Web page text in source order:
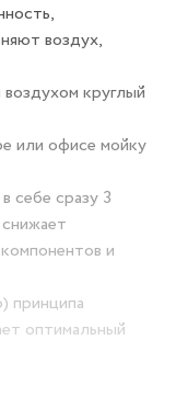
воздух,
круглый
или офисе мойку
себе сразу 3
и
принципа
оптимальный
в помещении.
является то,